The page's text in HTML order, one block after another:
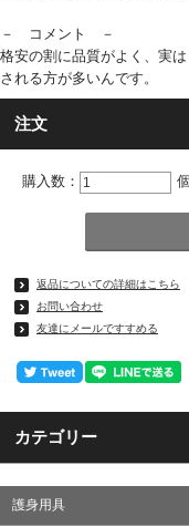
－ コメント －
格安の割に品質がよく、実
される方が多いんです。
注文
購入数： 個
返品についての詳細はこちら
お問い合わせ
友達にメールですすめる
カテゴリー
護身用具